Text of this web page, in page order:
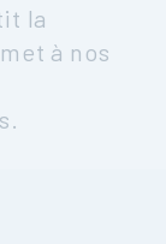
la
à nos